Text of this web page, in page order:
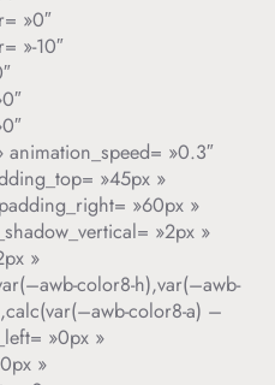
»0″
»-10″
»0.3″
»45px »
»60px »
»2px »
»
color8-h),var(–awb-
color8-a) –
»0px »
»